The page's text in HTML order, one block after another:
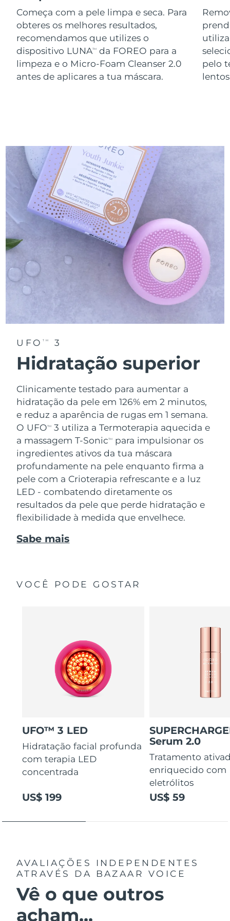
Começa com a pele limpa e seca. Para
obteres os melhores resultados,
recomendamos que utilizes o
dispositivo LUNATM
da FOREO para a
limpeza e o Micro-Foam Cleanser 2.0
antes de aplicares a tua máscara.
pelo
UFO TM 3
Hidratação superior
Clinicamente testado para aumentar a
hidratação da pele em 126% em 2 minutos,
e reduz a aparência de rugas em 1 semana.
O UFOTM
3 utiliza a Termoterapia aquecida e
a massagem T-SonicTM
para impulsionar os
ingredientes ativos da tua máscara
profundamente na pele enquanto firma a
pele com a Crioterapia refrescante e a luz
LED - combatendo diretamente os
resultados da pele que perde hidratação e
flexibilidade à medida que envelhece.
Sabe mais
VOCÊ PODE GOSTAR
UFO™ 3 LED
Hidratação facial profunda
com terapia LED
concentrada
US$ 199
Serum 2.0
Tratamento
enriquecido com
eletrólitos
US$ 59
AVALIAÇÕES INDEPENDENTES
ATRAVÉS DA BAZAAR VOICE
Vê o que outros
acham...